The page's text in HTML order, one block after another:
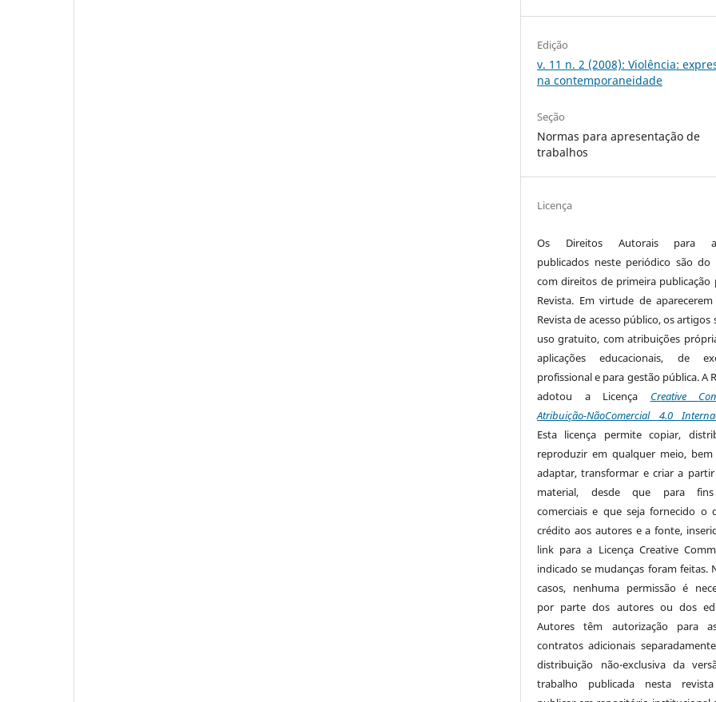
Edição
v. 11 n. 2 (2008): Violência:
na contemporaneidade
Seção
Normas para apresentação de
trabalhos
Licença
Os Direitos Autorais para
publicados neste periódico são do
com direitos de primeira publicação
Revista. Em virtude de
Revista de acesso público, os artigos
uso gratuito, com atribuições
aplicações educacionais, de
profissional e para gestão pública. A
adotou a Licença Creative
Atribuição-NãoComercial 4.0
Esta licença permite copiar,
reproduzir em qualquer meio,
adaptar, transformar e criar a
material, desde que para
comerciais e que seja fornecido o
crédito aos autores e a fonte,
link para a Licença Creative
indicado se mudanças foram feitas.
casos, nenhuma permissão é
por parte dos autores ou dos
Autores têm autorização para
contratos adicionais
distribuição não-exclusiva da
trabalho publicada nesta